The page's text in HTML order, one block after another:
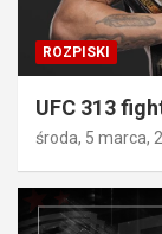
ROZPISKI
UFC 313
środa, 5 marca,